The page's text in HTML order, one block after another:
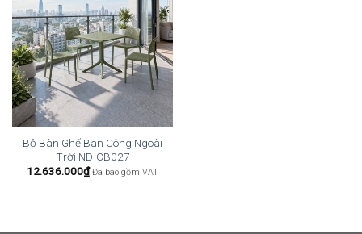
Bộ Bàn Ghế Ban Công Ngoài
Trời ND-CB027
12.636.000₫ Đã bao gồm VAT